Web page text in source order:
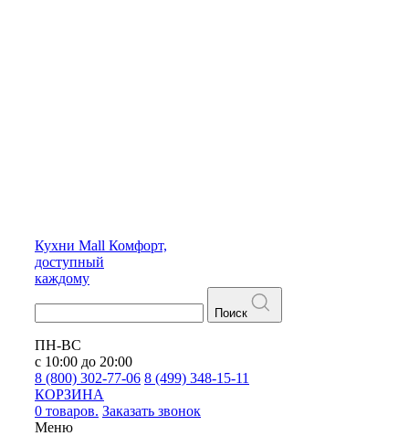
Кухни Mall Комфорт,
доступный
каждому
Поиск
ПН-ВС
с 10:00 до 20:00
8 (800) 302-77-06 8 (499) 348-15-11
КОРЗИНА
0 товаров. Заказать звонок
Меню